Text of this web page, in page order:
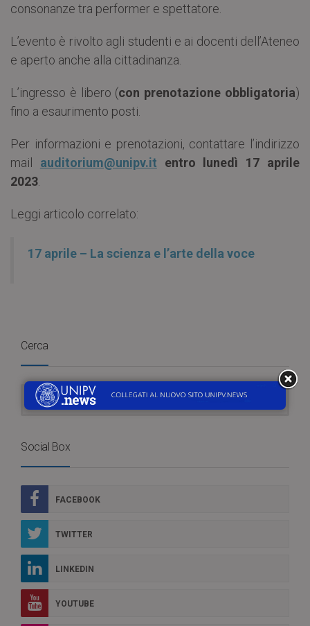
consonanze tra performer e spettatore.
L’evento è rivolto agli studenti e ai docenti dell’Ateneo
e aperto anche alla cittadinanza.
L’ingresso è libero (con prenotazione obbligatoria)
fino a esaurimento posti.
Per informazioni e prenotazioni, contattare l’indirizzo
mail auditorium@unipv.it entro lunedì 17 aprile
2023
Leggi articolo correlato:
17 aprile – La scienza e l’arte della voce
Cerca
Social Box
FACEBOOK
TWITTER
LINKEDIN
YOUTUBE